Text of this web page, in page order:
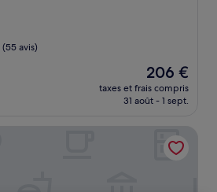
(55 avis)
Le
nouveau
prix
de
206 €
206 €
taxes et frais compris
31 août - 1 sept.